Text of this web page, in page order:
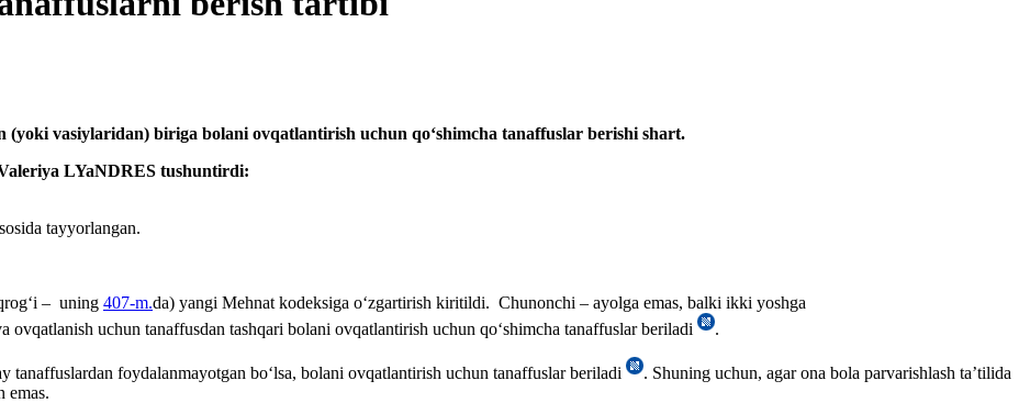
(yoki vasiylaridan) biriga bolani ovqatlantirish uchun qoʻshimcha tanaffuslar berishi shart.
LYaNDRES tushuntirdi:
tayyorlangan.
– uning 407-m.da) yangi Mehnat kodeksiga oʻzgartirish kiritildi. Chunonchi – ayolga emas, balki ikki yoshga
ovqatlanish uchun tanaffusdan tashqari bolani ovqatlantirish uchun qoʻshimcha tanaffuslar beriladi .
tanaffuslardan foydalanmayotgan boʻlsa, bolani ovqatlantirish uchun tanaffuslar beriladi
. Shuning uchun, agar ona bola parvarishlash ta’tilida
emas.